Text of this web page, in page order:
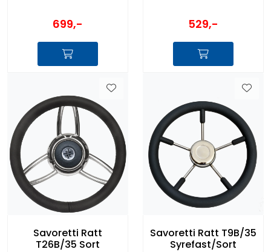
699,- 529,-
Savoretti Ratt
T26B/35 Sort
Savoretti Ratt T9B/35
Syrefast/Sort